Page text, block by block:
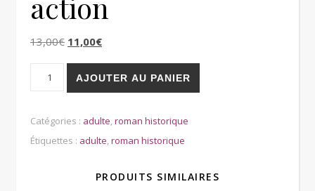
13,00€ Le prix initial était : 13,00€.
11,00€Le prix actuel est : 11,00€.
AJOUTER AU PANIER
Catégories : adulte,roman historique
Étiquettes : adulte,roman historique
PRODUITS SIMILAIRES